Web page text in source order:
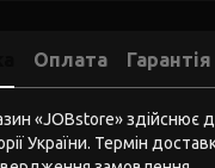
Оплата Гарантія
«JOBstore» здійснює
України. Термін